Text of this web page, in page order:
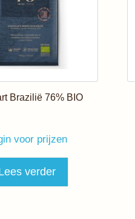
Brazilië 76% BIO
voor prijzen
verder